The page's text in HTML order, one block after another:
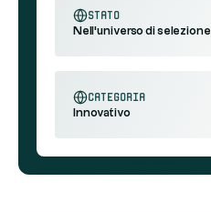
stato
Nell'universo di selezione
categoria
Innovativo